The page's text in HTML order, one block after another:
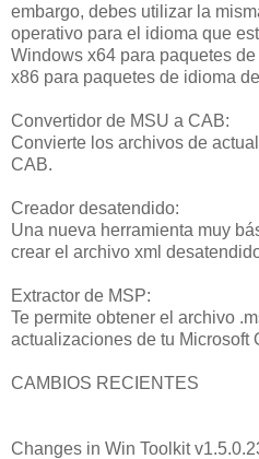
embargo, debes utilizar la
operativo para el idioma que
Windows x64 para paquetes
x86 para paquetes de idioma
Convertidor de MSU a CAB:
Convierte los archivos de
CAB.
Creador desatendido:
Una nueva herramienta muy
crear el archivo xml
Extractor de MSP:
Te permite obtener el archivo
actualizaciones de tu Microsoft
CAMBIOS RECIENTES
Changes in Win Toolkit